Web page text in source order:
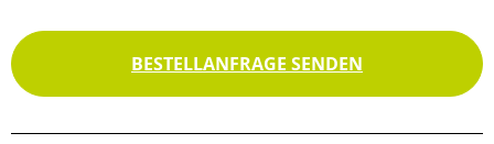
BESTELLANFRAGE SENDEN